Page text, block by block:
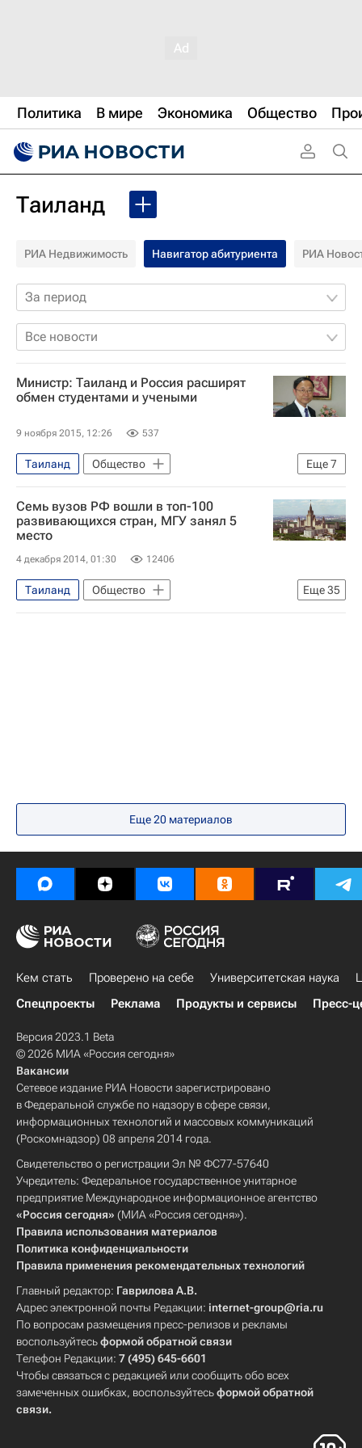
Политика В мире Экономика Общество
Таиланд
РИА Недвижимость Навигатор абитуриента РИА
За период
Все новости
Министр: Таиланд и Россия расширят
обмен студентами и учеными
9 ноября 2015, 12:26 537
Еще7
Таиланд
Общество
Образование - Общество
В России
В мире
Европа
Азия
Весь мир
Семь вузов РФ вошли в топ-100
развивающихся стран, МГУ занял 5
место
4 декабря 2014, 01:30 12406
Еще35
Таиланд
Общество
Образование - Общество
Филиппины
Африка
Азия
Европа
Великобритания
Западно-Капская провинция
Еще20 материалов
Кем стать Проверено на себе Университетская наука
Спецпроекты
Реклама Продукты и сервисы Пресс-
Версия 2023.1 Beta
© 2026 МИА «Россия сегодня»
Вакансии
Сетевое издание РИА Новости зарегистрировано
в Федеральной службе по надзору в сфере связи,
информационных технологий и массовых коммуникаций
(Роскомнадзор) 08 апреля 2014 года.
Свидетельство о регистрации Эл № ФС77-57640
Учредитель: Федеральное государственное унитарное
предприятие Международное информационное агентство
«Россия сегодня» (МИА «Россия сегодня»).
Правила использования материалов
Политика конфиденциальности
Правила применения рекомендательных технологий
Главный редактор: Гаврилова А.В.
Адрес электронной почты Редакции: internet-group@ria.ru
По вопросам размещения пресс-релизов и рекламы
воспользуйтесьформой обратной связи
Телефон Редакции: 7 (495) 645-6601
Чтобы связаться с редакцией или сообщить обо всех
замеченных ошибках, воспользуйтесьформой обратной
связи.